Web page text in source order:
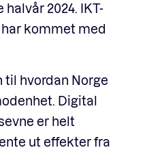
2024. IKT-
kommet med
til hvordan Norge
Digital
er helt
ut effekter fra